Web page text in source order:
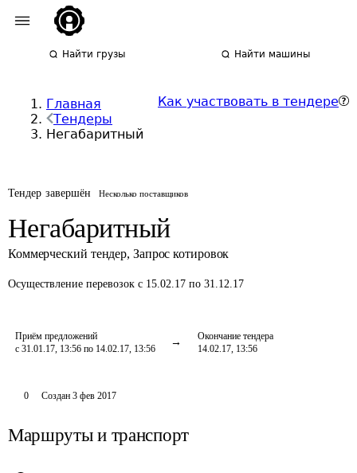
Найти грузы Найти машины
Главная
Тендеры
Негабаритный
Как участвовать в тендере
Тендер завершён Несколько поставщиков
Негабаритный
Коммерческий тендер, Запрос котировок
Осуществление перевозок с 15.02.17 по 31.12.17
Приём предложений
с 31.01.17, 13:56 по 14.02.17, 13:56
Окончание тендера
14.02.17, 13:56
0 Создан 3 фев 2017
Маршруты и транспорт